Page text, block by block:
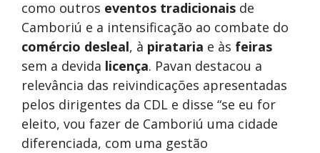
como outros eventos tradicionais de
Camboriú e a intensificação ao combate do
comércio desleal, à pirataria e às feiras
sem a devida licença. Pavan destacou a
relevância das reivindicações apresentadas
pelos dirigentes da CDL e disse “se eu for
eleito, vou fazer de Camboriú uma cidade
diferenciada, com uma gestão